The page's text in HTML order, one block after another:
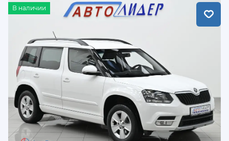
В наличии